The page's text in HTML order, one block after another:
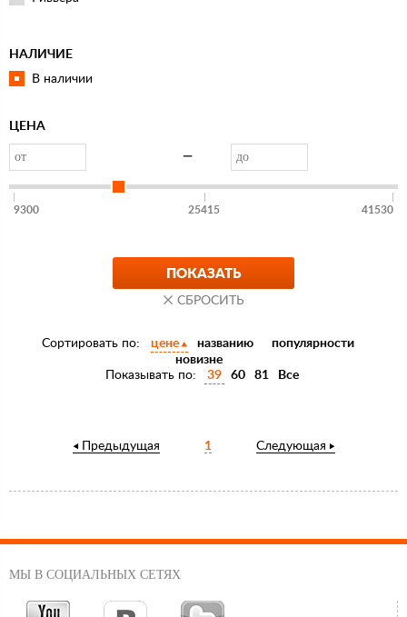
НАЛИЧИЕ
В наличии
ЦЕНА
—
9300 25415 41530
Сортировать по: цене названию
популярности
новизне
Показывать по:
39 60 81 Все
Предыдущая 1 Следующая
МЫ В СОЦИАЛЬНЫХ СЕТЯХ